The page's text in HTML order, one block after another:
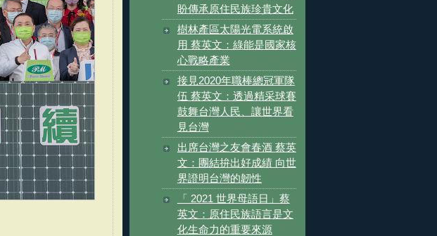
盼傳承原住民族珍貴文化
樹林產區太陽光電系統啟
用 蔡英文：綠能是國家核
心戰略產業
接見2020年職棒總冠軍隊
伍 蔡英文：透過精采球賽
鼓舞台灣人民、讓世界看
見台灣
出席台灣之友會春酒 蔡英
文：團結拚出好成績 向世
界證明台灣的韌性
「 2021 世界母語日」蔡
英文：原住民族語言是文
化生命力的重要來源